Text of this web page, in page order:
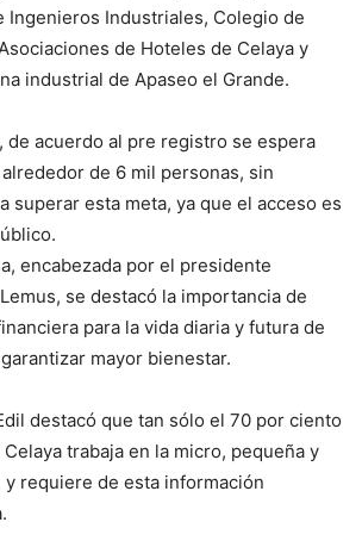
Ingenieros Industriales, Colegio de
de Hoteles de Celaya y
industrial de Apaseo el Grande.
de acuerdo al pre registro se espera
de 6 mil personas, sin
superar esta meta, ya que el acceso es
encabezada por el presidente
se destacó la importancia de
para la vida diaria y futura de
mayor bienestar.
destacó que tan sólo el 70 por ciento
trabaja en la micro, pequeña y
y requiere de esta información